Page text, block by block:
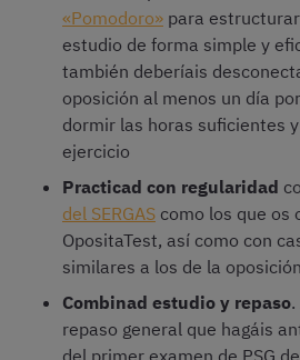
«Pomodoro» para
estudio de forma simple y
también deberíais
oposición al menos un día
dormir las horas suficientes
ejercicio
Practicad con regularidad
del SERGAS como los que os
OpositaTest, así como con
similares a los de la oposición
Combinad estudio y repaso
repaso general que hagáis